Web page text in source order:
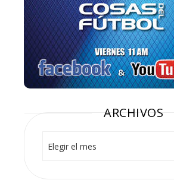
ARCHIVOS